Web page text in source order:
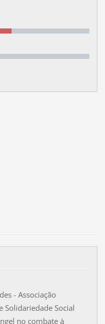
- Associação
Solidariedade Social
no combate à